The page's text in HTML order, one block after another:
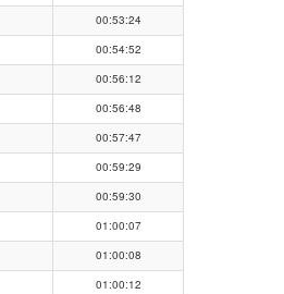
00:53:24
00:54:52
00:56:12
00:56:48
00:57:47
00:59:29
00:59:30
01:00:07
01:00:08
01:00:12